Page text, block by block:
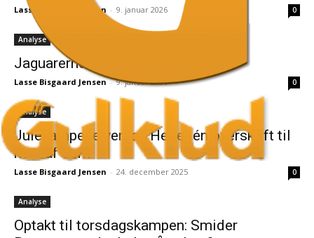
Lasse Bisgaard Jensen - 9. januar 2026 0
Analyse
Jaguarerne skal på bøffeljagt
Lasse Bisgaard Jensen - 9. januar 2026 0
Analyse
Julekampene venter: Her er én overskrift til
hver af dem
Lasse Bisgaard Jensen - 24. december 2025 0
Analyse
Optakt til torsdagskampen: Smider